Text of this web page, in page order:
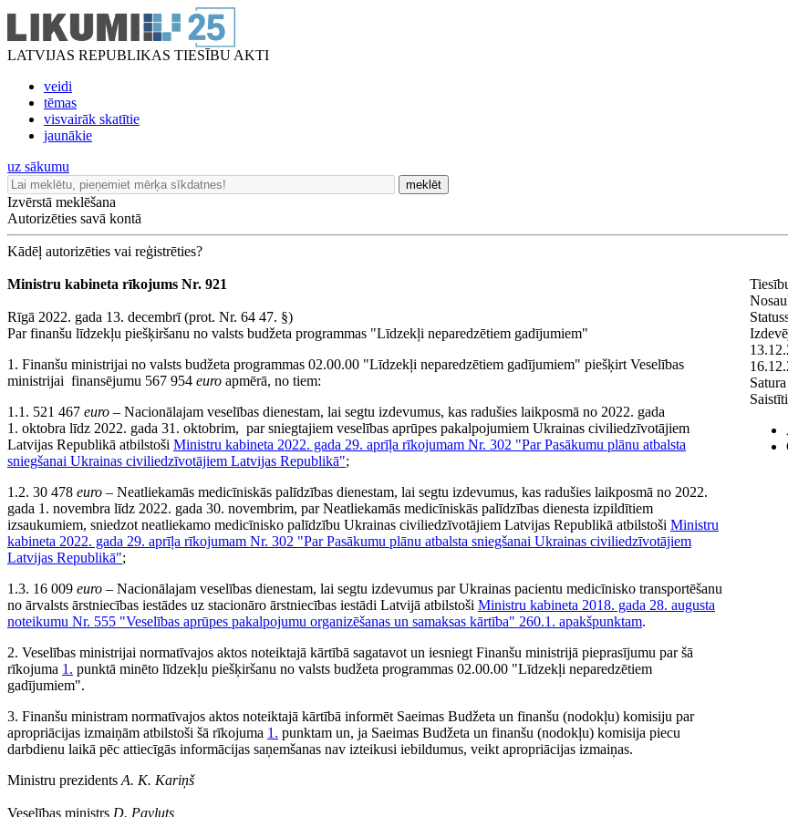
LATVIJAS REPUBLIKAS TIESĪBU AKTI
veidi
tēmas
visvairāk skatītie
jaunākie
uz sākumu
meklēt
Izvērstā meklēšana
Autorizēties savā kontā
Kādēļ autorizēties vai reģistrēties?
Ministru kabineta rīkojums Nr. 921
Rīgā 2022. gada 13. decembrī (prot. Nr. 64 47. §)
Par finanšu līdzekļu piešķiršanu no valsts budžeta programmas "Līdzekļi neparedzētiem gadījumiem"
1. Finanšu ministrijai no valsts budžeta programmas 02.00.00 "Līdzekļi neparedzētiem gadījumiem" piešķirt Veselības
ministrijai finansējumu 567 954 euro apmērā, no tiem:
1.1. 521 467 euro – Nacionālajam veselības dienestam, lai segtu izdevumus, kas radušies laikposmā no 2022. gada
1. oktobra līdz 2022. gada 31. oktobrim, par sniegtajiem veselības aprūpes pakalpojumiem Ukrainas civiliedzīvotājiem
Latvijas Republikā atbilstoši Ministru kabineta 2022. gada 29. aprīļa rīkojumam Nr. 302 "Par Pasākumu plānu atbalsta
sniegšanai Ukrainas civiliedzīvotājiem Latvijas Republikā";
1.2. 30 478 euro – Neatliekamās medicīniskās palīdzības dienestam, lai segtu izdevumus, kas radušies laikposmā no 2022.
gada 1. novembra līdz 2022. gada 30. novembrim, par Neatliekamās medicīniskās palīdzības dienesta izpildītiem
izsaukumiem, sniedzot neatliekamo medicīnisko palīdzību Ukrainas civiliedzīvotājiem Latvijas Republikā atbilstoši Ministru
kabineta 2022. gada 29. aprīļa rīkojumam Nr. 302 "Par Pasākumu plānu atbalsta sniegšanai Ukrainas civiliedzīvotājiem
Latvijas Republikā";
1.3. 16 009 euro – Nacionālajam veselības dienestam, lai segtu izdevumus par Ukrainas pacientu medicīnisko transportēšanu
no ārvalsts ārstniecības iestādes uz stacionāro ārstniecības iestādi Latvijā atbilstoši Ministru kabineta 2018. gada 28. augusta
noteikumu Nr. 555 "Veselības aprūpes pakalpojumu organizēšanas un samaksas kārtība" 260.1. apakšpunktam.
2. Veselības ministrijai normatīvajos aktos noteiktajā kārtībā sagatavot un iesniegt Finanšu ministrijā pieprasījumu par šā
rīkojuma 1. punktā minēto līdzekļu piešķiršanu no valsts budžeta programmas 02.00.00 "Līdzekļi neparedzētiem
gadījumiem".
3. Finanšu ministram normatīvajos aktos noteiktajā kārtībā informēt Saeimas Budžeta un finanšu (nodokļu) komisiju par
apropriācijas izmaiņām atbilstoši šā rīkojuma 1. punktam un, ja Saeimas Budžeta un finanšu (nodokļu) komisija piecu
darbdienu laikā pēc attiecīgās informācijas saņemšanas nav izteikusi iebildumus, veikt apropriācijas izmaiņas.
Ministru prezidents A. K. Kariņš
Veselības ministrs D. Pavļuts